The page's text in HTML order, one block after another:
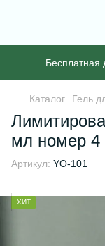
Бесплатная
Каталог Гель
мл номер 4
Артикул: YO-101
ХИТ